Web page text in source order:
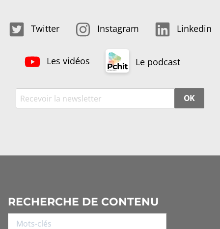
Twitter Instagram Linkedin
Les vidéos Le podcast
OK
RECHERCHE DE CONTENU